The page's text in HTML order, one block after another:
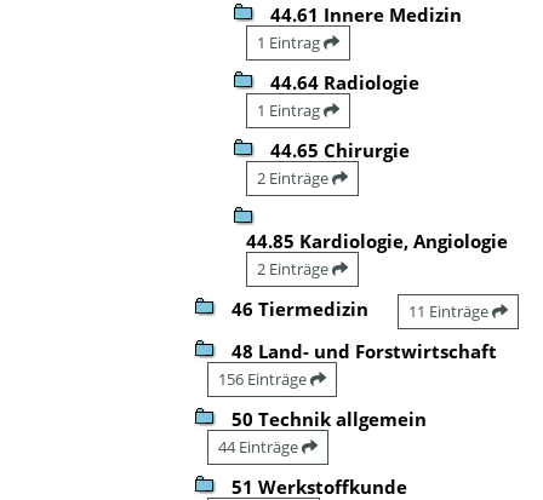
44.61 Innere Medizin
1 Eintrag
44.64 Radiologie
1 Eintrag
44.65 Chirurgie
2 Einträge
44.85 Kardiologie, Angiologie
2 Einträge
46 Tiermedizin 11 Einträge
48 Land- und Forstwirtschaft
156 Einträge
50 Technik allgemein
44 Einträge
51 Werkstoffkunde